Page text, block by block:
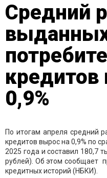
Средний
кредитов
0,9%
По итогам апреля средний
кредитов вырос на 0,9% по
2025 года и составил 180,7
рублей). Об этом сообщает
кредитных историй (НБКИ).